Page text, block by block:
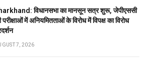
विधानसभा का मानसून सत्र शुरू, जेपीएससी
परीक्षाओं में अनियमितताओं के विरोध में विपक्ष का विरोध
7, 2026